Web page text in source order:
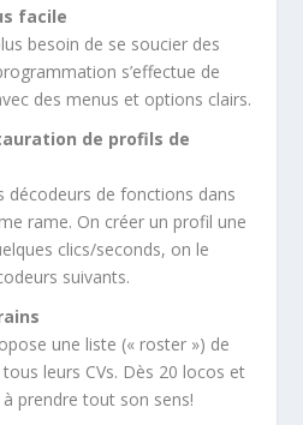
facile
besoin de se soucier des
s’effectue de
des menus et options clairs.
de profils de
décodeurs de fonctions dans
rame. On créer un profil une
clics/seconds, on le
suivants.
une liste (« roster ») de
leurs CVs. Dès 20 locos et
prendre tout son sens!